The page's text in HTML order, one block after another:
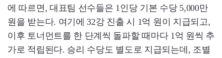
에 따르면, 대표팀 선수들은 1인당 기본 수당 5,000만
원을 받는다. 여기에 32강 진출 시 1억 원이 지급되고,
이후 토너먼트를 한 단계씩 돌파할 때마다 1억 원씩 추
가로 적립된다. 승리 수당도 별도로 지급되는데, 조별